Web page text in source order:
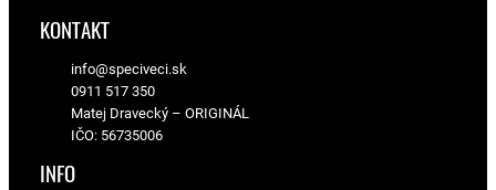
KONTAKT
info@speciveci.sk
0911 517 350
Matej Dravecký – ORIGINÁL
IČO: 56735006
INFO